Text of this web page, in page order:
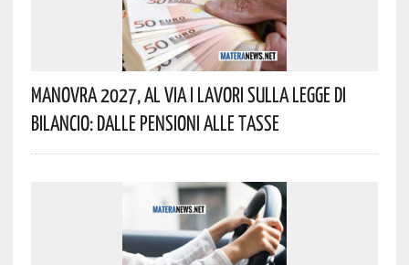
Manovra 2027, Al Via I Lavori Sulla Legge Di
Bilancio: Dalle Pensioni Alle Tasse